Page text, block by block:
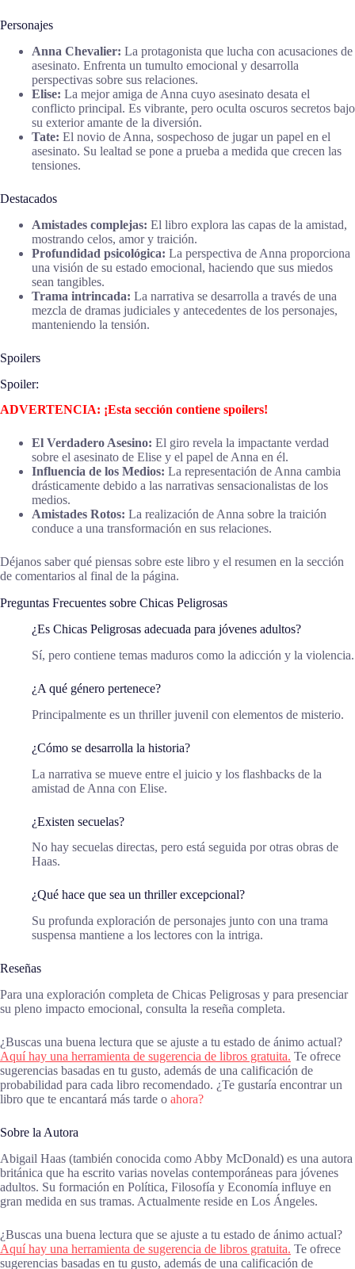
Personajes
Anna Chevalier: La protagonista que lucha con acusaciones de
asesinato. Enfrenta un tumulto emocional y desarrolla
perspectivas sobre sus relaciones.
Elise: La mejor amiga de Anna cuyo asesinato desata el
conflicto principal. Es vibrante, pero oculta oscuros secretos bajo
su exterior amante de la diversión.
Tate: El novio de Anna, sospechoso de jugar un papel en el
asesinato. Su lealtad se pone a prueba a medida que crecen las
tensiones.
Destacados
Amistades complejas: El libro explora las capas de la amistad,
mostrando celos, amor y traición.
Profundidad psicológica: La perspectiva de Anna proporciona
una visión de su estado emocional, haciendo que sus miedos
sean tangibles.
Trama intrincada: La narrativa se desarrolla a través de una
mezcla de dramas judiciales y antecedentes de los personajes,
manteniendo la tensión.
Spoilers
Spoiler:
ADVERTENCIA: ¡Esta sección contiene spoilers!
El Verdadero Asesino: El giro revela la impactante verdad
sobre el asesinato de Elise y el papel de Anna en él.
Influencia de los Medios: La representación de Anna cambia
drásticamente debido a las narrativas sensacionalistas de los
medios.
Amistades Rotos: La realización de Anna sobre la traición
conduce a una transformación en sus relaciones.
Déjanos saber qué piensas sobre este libro y el resumen en la sección
de comentarios al final de la página.
Preguntas Frecuentes sobre Chicas Peligrosas
¿Es Chicas Peligrosas adecuada para jóvenes adultos?
Sí, pero contiene temas maduros como la adicción y la violencia.
¿A qué género pertenece?
Principalmente es un thriller juvenil con elementos de misterio.
¿Cómo se desarrolla la historia?
La narrativa se mueve entre el juicio y los flashbacks de la
amistad de Anna con Elise.
¿Existen secuelas?
No hay secuelas directas, pero está seguida por otras obras de
Haas.
¿Qué hace que sea un thriller excepcional?
Su profunda exploración de personajes junto con una trama
suspensa mantiene a los lectores con la intriga.
Reseñas
Para una exploración completa de Chicas Peligrosas y para presenciar
su pleno impacto emocional, consulta la reseña completa.
¿Buscas una buena lectura que se ajuste a tu estado de ánimo actual?
Aquí hay una herramienta de sugerencia de libros gratuita. Te ofrece
sugerencias basadas en tu gusto, además de una calificación de
probabilidad para cada libro recomendado. ¿Te gustaría encontrar un
libro que te encantará más tarde o ahora?
Sobre la Autora
Abigail Haas (también conocida como Abby McDonald) es una autora
británica que ha escrito varias novelas contemporáneas para jóvenes
adultos. Su formación en Política, Filosofía y Economía influye en
gran medida en sus tramas. Actualmente reside en Los Ángeles.
¿Buscas una buena lectura que se ajuste a tu estado de ánimo actual?
Aquí hay una herramienta de sugerencia de libros gratuita. Te ofrece
sugerencias basadas en tu gusto, además de una calificación de